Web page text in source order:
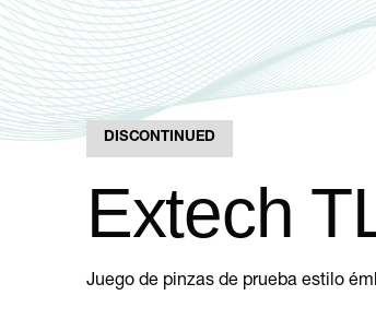
DISCONTINUED
Extech
Juego de pinzas de prueba estilo